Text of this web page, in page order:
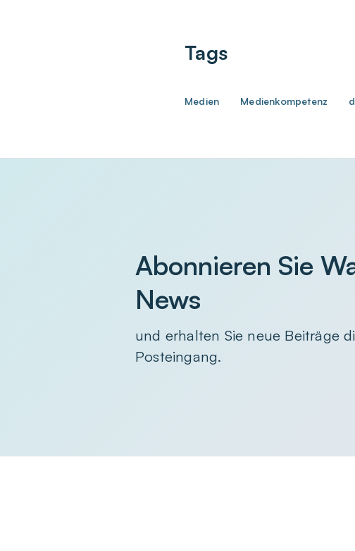
Tags
Medien Medienkompetenz
Abonnieren Sie
News
und erhalten Sie neue Beiträge
Posteingang.